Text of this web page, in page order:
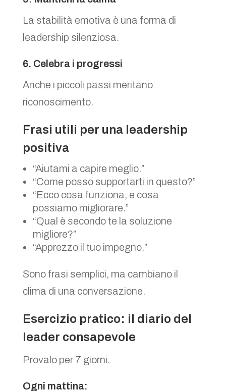
La stabilità emotiva è una forma di
leadership silenziosa.
6. Celebra i progressi
Anche i piccoli passi meritano
riconoscimento.
Frasi utili per una leadership
positiva
“Aiutami a capire meglio.”
“Come posso supportarti in questo?”
“Ecco cosa funziona, e cosa
possiamo migliorare.”
“Qual è secondo te la soluzione
migliore?”
“Apprezzo il tuo impegno.”
Sono frasi semplici, ma cambiano il
clima di una conversazione.
Esercizio pratico: il diario del
leader consapevole
Provalo per 7 giorni.
Ogni mattina: